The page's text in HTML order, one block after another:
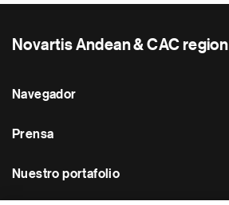
Novartis Andean & CAC region
Navegador
Prensa
Nuestro portafolio